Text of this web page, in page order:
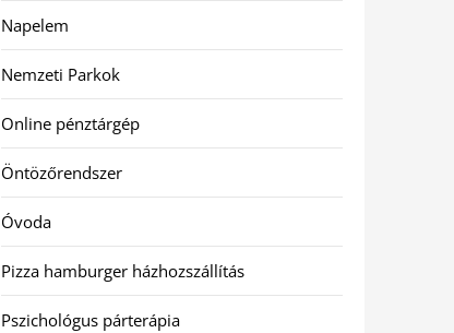
Napelem
Nemzeti Parkok
Online pénztárgép
Öntözőrendszer
Óvoda
Pizza hamburger házhozszállítás
Pszichológus párterápia